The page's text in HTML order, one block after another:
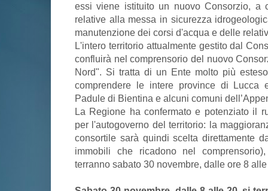
essi viene istituito un nuovo Consorzio, a
relative alla messa in sicurezza
manutenzione dei corsi d'acqua e delle
L'intero territorio attualmente gestito dal
confluirà nel comprensorio del nuovo
Nord". Si tratta di un Ente molto più
comprendere le intere province di Lucca
Padule di Bientina e alcuni comuni
La Regione ha confermato e potenziato il
per l'autogoverno del territorio: la
consortile sarà quindi scelta direttamente
immobili che ricadono nel
terranno sabato 30 novembre, dalle ore 8